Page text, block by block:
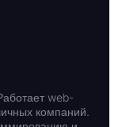
web-
компаний.